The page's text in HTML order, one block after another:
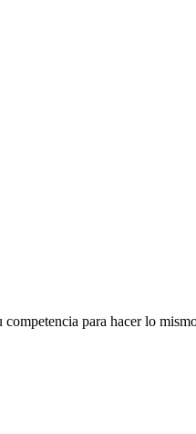
competencia para hacer lo